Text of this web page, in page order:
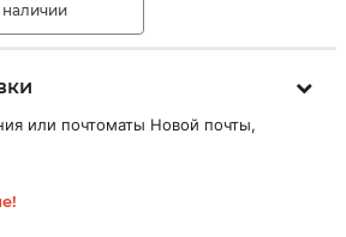
или почтоматы Новой почты,